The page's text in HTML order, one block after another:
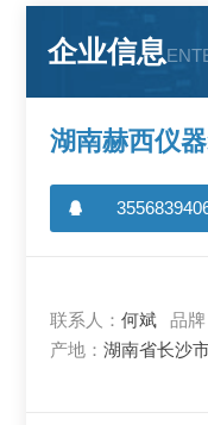
企业信息
湖南赫西仪
联系人：何斌 品
产地：湖南省长沙